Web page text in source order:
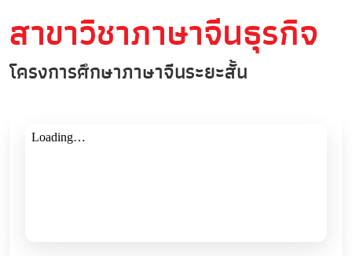
สาขาวิชาภาษาจีนธุรกิจ
โครงการศึกษาภาษาจีนระยะสั้น